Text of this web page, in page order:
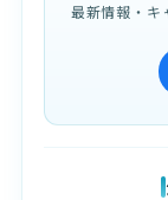
最新情報・キ